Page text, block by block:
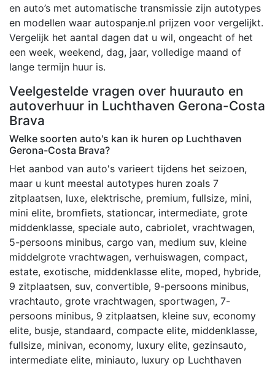
en auto’s met automatische transmissie zijn autotypes
en modellen waar autospanje.nl prijzen voor vergelijkt.
Vergelijk het aantal dagen dat u wil, ongeacht of het
een week, weekend, dag, jaar, volledige maand of
lange termijn huur is.
Veelgestelde vragen over huurauto en
autoverhuur in Luchthaven Gerona-Costa
Brava
Welke soorten auto's kan ik huren op Luchthaven
Gerona-Costa Brava?
Het aanbod van auto's varieert tijdens het seizoen,
maar u kunt meestal autotypes huren zoals 7
zitplaatsen, luxe, elektrische, premium, fullsize, mini,
mini elite, bromfiets, stationcar, intermediate, grote
middenklasse, speciale auto, cabriolet, vrachtwagen,
5-persoons minibus, cargo van, medium suv, kleine
middelgrote vrachtwagen, verhuiswagen, compact,
estate, exotische, middenklasse elite, moped, hybride,
9 zitplaatsen, suv, convertible, 9-persoons minibus,
vrachtauto, grote vrachtwagen, sportwagen, 7-
persoons minibus, 9 zitplaatsen, kleine suv, economy
elite, busje, standaard, compacte elite, middenklasse,
fullsize, minivan, economy, luxury elite, gezinsauto,
intermediate elite, miniauto, luxury op Luchthaven